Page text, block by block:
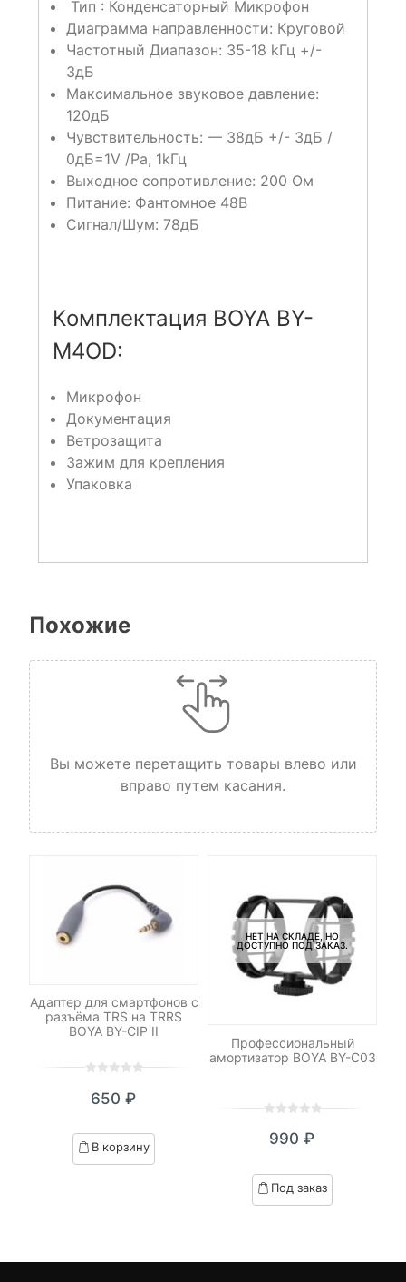
Тип : Конденсаторный Микрофон
Диаграмма направленности: Круговой
Частотный Диапазон: 35-18 kГц +/-
3дБ
Максимальное звуковое давление:
120дБ
Чувствительность: — 38дБ +/- 3дБ /
0дБ=1V /Pa, 1kГц
Выходное сопротивление: 200 Ом
Питание: Фантомное 48В
Сигнал/Шум: 78дБ
Комплектация BOYA BY-
M4OD:
Микрофон
Документация
Ветрозащита
Зажим для крепления
Упаковка
Похожие
Вы можете перетащить товары влево или
вправо путем касания.
Адаптер для смартфонов с
разъёма TRS на TRRS
BOYA BY-CIP II
out
based
on
650 ₽
В корзину
НЕТ НА СКЛАДЕ, НО
ДОСТУПНО ПОД ЗАКАЗ.
Профессиональный
aмортизатор BOYA BY-C03
out
based
on
990 ₽
Под заказ